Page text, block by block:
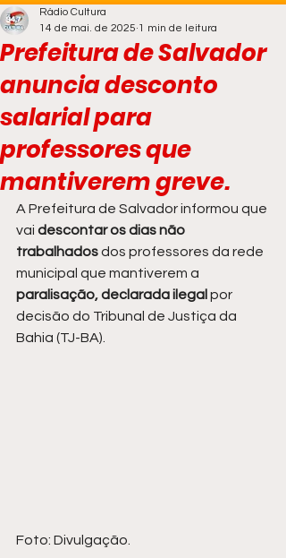
Prefeitura de Salvador
anuncia desconto
salarial para
professores que
mantiverem greve.
Rádio Cultura
14 de mai. de 2025 1 min de leitura
A Prefeitura de Salvador informou que
vai descontar os dias não
trabalhados dos professores da rede
municipal que mantiverem a
paralisação, declarada ilegal por
decisão do Tribunal de Justiça da
Bahia (TJ-BA).
Foto: Divulgação.